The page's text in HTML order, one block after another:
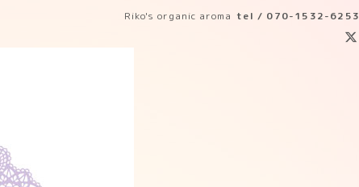
Riko's organic aroma tel / 070-1532-6253